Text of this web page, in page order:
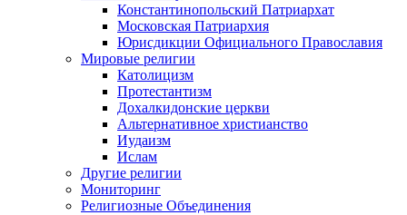
Константинопольский Патриархат
Московская Патриархия
Юрисдикции Официального Православия
Мировые религии
Католицизм
Протестантизм
Дохалкидонские церкви
Альтернативное христианство
Иудаизм
Ислам
Другие религии
Мониторинг
Религиозные Объединения